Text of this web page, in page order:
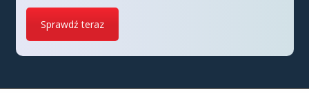
Sprawdź teraz